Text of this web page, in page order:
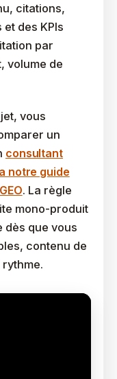
citations,
des KPIs
par
volume de
vous
un
consultant
notre guide
. La règle
mono-produit
dès que vous
contenu de